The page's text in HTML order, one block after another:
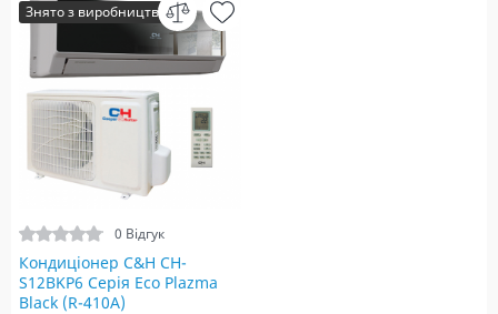
Знято з виробництва
0 Відгук
Кондиціонер C&H CH-
S12BKP6 Серія Eco Plazma
Black (R-410A)